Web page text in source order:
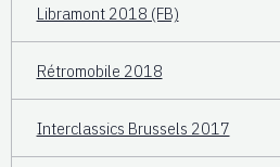
Libramont 2018 (FB)
Rétromobile 2018
Interclassics Brussels 2017